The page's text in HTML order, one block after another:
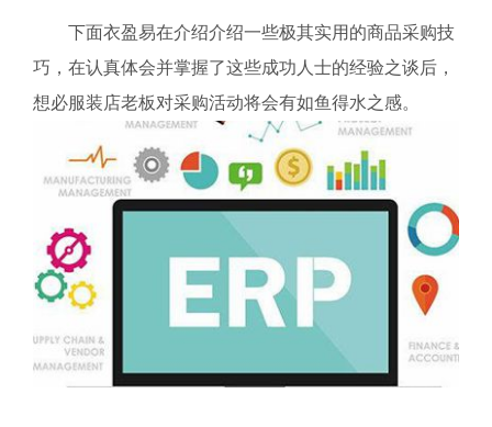
下面衣盈易在介绍介绍一些极其实用的商品采购技
巧，在认真体会并掌握了这些成功人士的经验之谈后，
想必服装店老板对采购活动将会有如鱼得水之感。